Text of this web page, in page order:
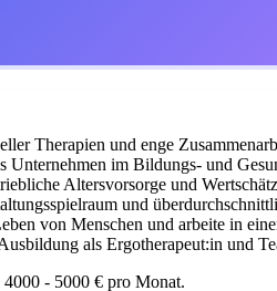
Therapien und enge
Unternehmen im Bildungs- und
Altersvorsorge und
und
von Menschen und arbeite in
als Ergotherapeut:in und
- 5000 € pro Monat.